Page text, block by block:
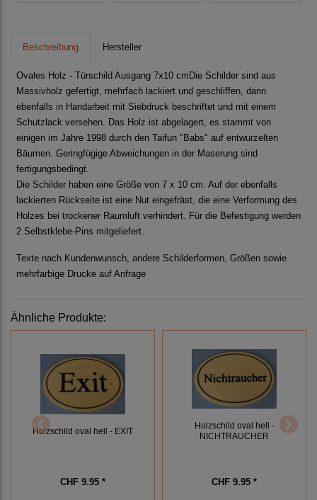
Beschreibung Hersteller
Ovales Holz - Türschild Ausgang 7x10 cmDie Schilder sind aus
Massivholz gefertigt, mehrfach lackiert und geschliffen, dann
ebenfalls in Handarbeit mit Siebdruck beschriftet und mit einem
Schutzlack versehen. Das Holz ist abgelagert, es stammt von
einigen im Jahre 1998 durch den Taifun "Babs" auf entwurzelten
Bäumen. Geringfügige Abweichungen in der Maserung sind
fertigungsbedingt.
Die Schilder haben eine Größe von 7 x 10 cm. Auf der ebenfalls
lackierten Rückseite ist eine Nut eingefräst, die eine Verformung des
Holzes bei trockener Raumluft verhindert. Für die Befestigung werden
2 Selbstklebe-Pins mitgeliefert.
Texte nach Kundenwunsch, andere Schilderformen, Größen sowie
mehrfarbige Drucke auf Anfrage
Ähnliche Produkte:
Holzschild oval hell - EXIT
CHF 9.95 *
Holzschild oval hell -
NICHTRAUCHER
CHF 9.95 *